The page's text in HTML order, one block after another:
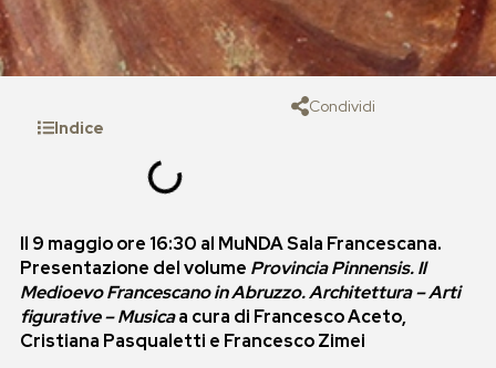
Indice
Condividi
Il 9 maggio ore 16:30 al MuNDA Sala Francescana.
Presentazione del volume Provincia Pinnensis. Il
Medioevo Francescano in Abruzzo. Architettura – Arti
figurative – Musicaa cura di Francesco Aceto,
Cristiana Pasqualetti e Francesco Zimei